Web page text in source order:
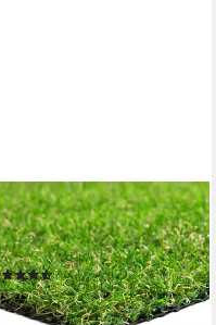
Park, Rechteckig,
ca. 22 mm
(21)
8,95 € 22,00 €
€/ 1 qm)